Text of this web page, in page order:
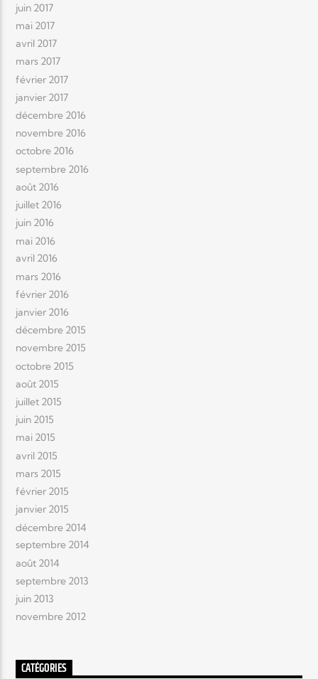
juin 2017
mai 2017
avril 2017
mars 2017
février 2017
janvier 2017
décembre 2016
novembre 2016
octobre 2016
septembre 2016
août 2016
juillet 2016
juin 2016
mai 2016
avril 2016
mars 2016
février 2016
janvier 2016
décembre 2015
novembre 2015
octobre 2015
août 2015
juillet 2015
juin 2015
mai 2015
avril 2015
mars 2015
février 2015
janvier 2015
décembre 2014
septembre 2014
août 2014
septembre 2013
juin 2013
novembre 2012
CATÉGORIES